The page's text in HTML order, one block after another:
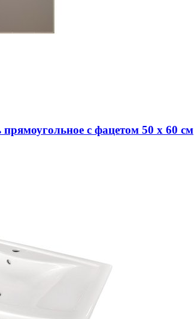
с фацетом 50 х 60 см